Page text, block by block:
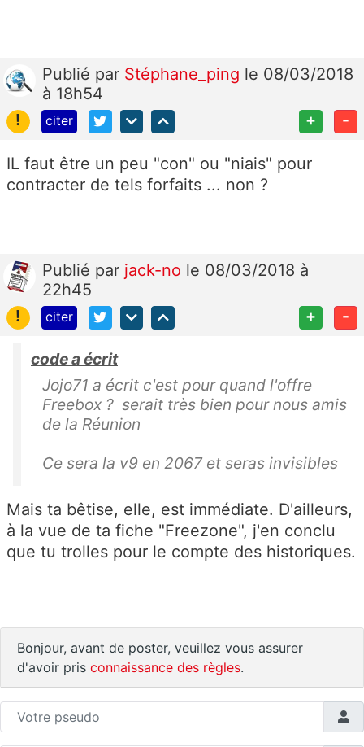
Publié par Stéphane_ping le 08/03/2018
à 18h54
!
citer + -
IL faut être un peu "con" ou "niais" pour
contracter de tels forfaits ... non ?
Publié par jack-no le 08/03/2018 à
22h45
!
citer + -
code a écrit
Jojo71 a écrit c'est pour quand l'offre
Freebox ? serait très bien pour nous amis
de la Réunion
Ce sera la v9 en 2067 et seras invisibles
Mais ta bêtise, elle, est immédiate. D'ailleurs,
à la vue de ta fiche "Freezone", j'en conclu
que tu trolles pour le compte des historiques.
Bonjour, avant de poster, veuillez vous assurer
d'avoir pris connaissance des règles.